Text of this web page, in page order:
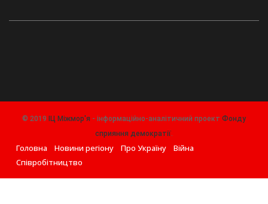
© 2019 ІЦ Міжмор'я - інформаційно-аналітичний проект Фонду
сприяння демократії.
Головна Новини регіону Про Україну
Війна
Співробітництво